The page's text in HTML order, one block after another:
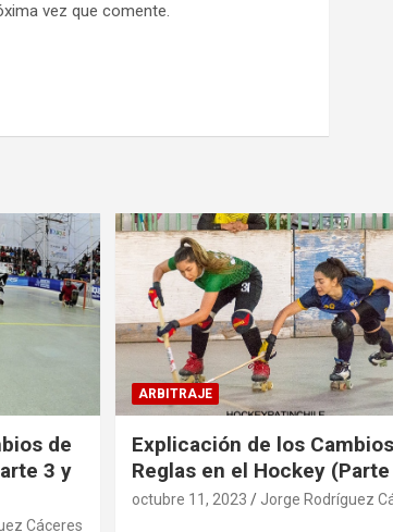
vez que comente.
de
3 y
Cáceres
ARBITRAJE
Explicación de los
Reglas en el Hockey
octubre 11, 2023 Jorge Rodríguez